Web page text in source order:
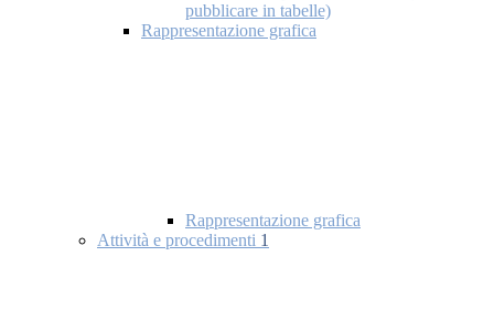
pubblicare in tabelle)
Rappresentazione grafica
Rappresentazione grafica
Attività e procedimenti 1